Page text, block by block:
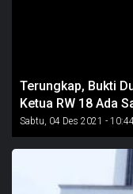
Terungkap, Bukti
Ketua RW 18 Ada
Sabtu, 04 Des 2021 -